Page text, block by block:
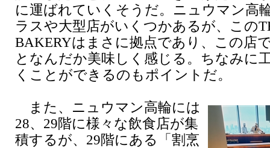
に運ばれていくそうだ。ニュウマン高
ラスや大型店がいくつかあるが、この
BAKERYはまさに拠点であり、この店
となんだか美味しく感じる。ちなみに
くことができるのもポイントだ。
また、ニュウマン高輪には
28、29階に様々な飲食店が集
積するが、29階にある「割烹